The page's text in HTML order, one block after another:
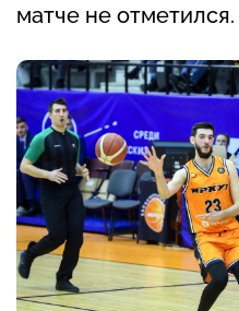
матче не отметился.